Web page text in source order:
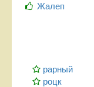
Жалеп
рарный
роцк